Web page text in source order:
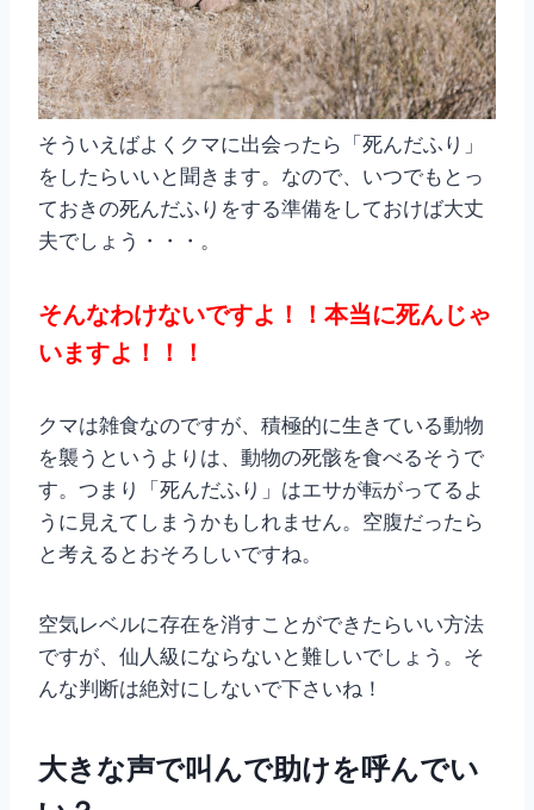
そういえばよくクマに出会ったら「死んだふり」
をしたらいいと聞きます。なので、いつでもとっ
ておきの死んだふりをする準備をしておけば大丈
夫でしょう・・・。
そんなわけないですよ！！本当に死んじゃ
いますよ！！！
クマは雑食なのですが、積極的に生きている動物
を襲うというよりは、動物の死骸を食べるそうで
す。つまり「死んだふり」はエサが転がってるよ
うに見えてしまうかもしれません。空腹だったら
と考えるとおそろしいですね。
空気レベルに存在を消すことができたらいい方法
ですが、仙人級にならないと難しいでしょう。そ
んな判断は絶対にしないで下さいね！
大きな声で叫んで助けを呼んでい